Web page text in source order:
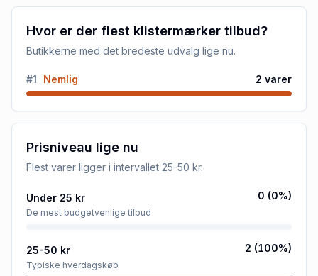
Hvor er der flest klistermærker tilbud?
Butikkerne med det bredeste udvalg lige nu.
#1 Nemlig 2 varer
Prisniveau lige nu
Flest varer ligger i intervallet 25-50 kr.
Under 25 kr
De mest budgetvenlige tilbud
0 (0%)
25-50 kr
Typiske hverdagskøb
2 (100%)